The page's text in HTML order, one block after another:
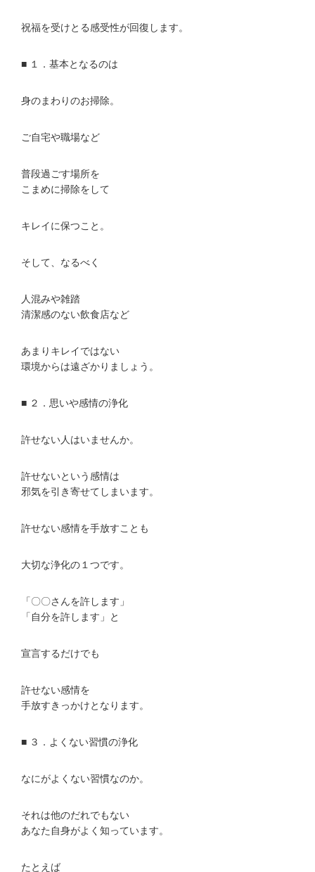
祝福を受けとる感受性が回復します。
■ １．基本となるのは
身のまわりのお掃除。
ご自宅や職場など
普段過ごす場所を
こまめに掃除をして
キレイに保つこと。
そして、なるべく
人混みや雑踏
清潔感のない飲食店など
あまりキレイではない
環境からは遠ざかりましょう。
■ ２．思いや感情の浄化
許せない人はいませんか。
許せないという感情は
邪気を引き寄せてしまいます。
許せない感情を手放すことも
大切な浄化の１つです。
「〇〇さんを許します」
「自分を許します」と
宣言するだけでも
許せない感情を
手放すきっかけとなります。
■ ３．よくない習慣の浄化
なにがよくない習慣なのか。
それは他のだれでもない
あなた自身がよく知っています。
たとえば